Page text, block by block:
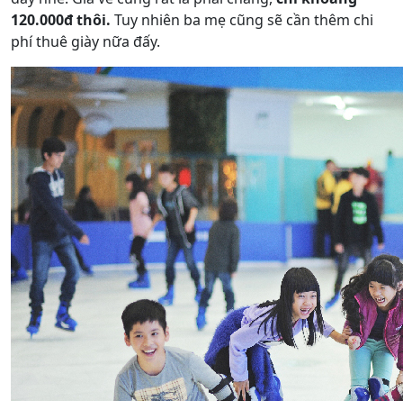
120.000đ thôi. Tuy nhiên ba mẹ cũng sẽ cần thêm chi
phí thuê giày nữa đấy.